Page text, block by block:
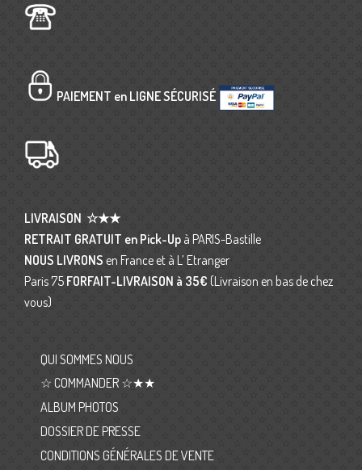
PAIEMENT en LIGNE SÉCURISÉ
LIVRAISON ☆★★
RETRAIT GRATUIT en Pick-Up à PARIS-Bastille
NOUS LIVRONS en France et à L’ Etranger
Paris 75 FORFAIT-LIVRAISON à 35€ (Livraison en bas de chez
vous)
QUI SOMMES NOUS
☆ COMMANDER ☆★★
ALBUM PHOTOS
DOSSIER DE PRESSE
CONDITIONS GÉNÉRALES DE VENTE